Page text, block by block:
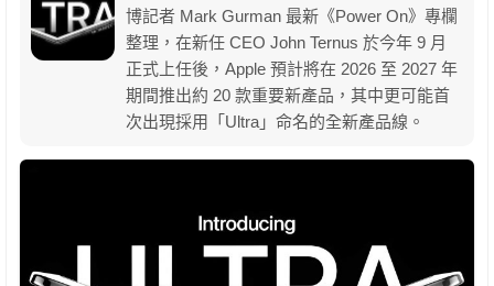
博記者 Mark Gurman 最新《Power On》專欄
整理，在新任 CEO John Ternus 於今年 9 月
正式上任後，Apple 預計將在 2026 至 2027 年
期間推出約 20 款重要新產品，其中更可能首
次出現採用「Ultra」命名的全新產品線。